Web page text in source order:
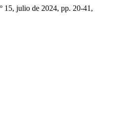
15, julio de 2024, pp. 20-41,